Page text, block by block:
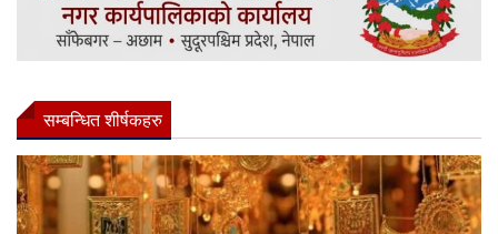
सम्बन्धित शीर्षकहरु